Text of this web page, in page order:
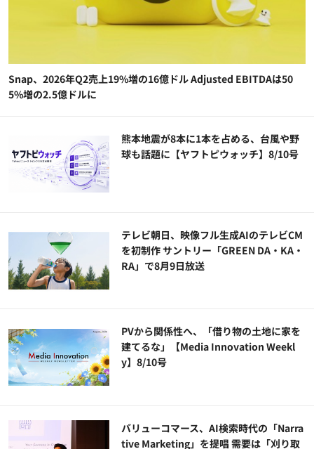
Snap、2026年Q2売上19%増の16億ドル Adjusted EBITDAは50
5%増の2.5億ドルに
熊本地震が8本に1本を占める、台風や野
球も話題に【ヤフトピウォッチ】8/10号
テレビ朝日、映像フル生成AIのテレビCM
を初制作 サントリー「GREEN DA・KA・
RA」で8月9日放送
PVから関係性へ、「借り物の土地に家を
建てるな」【Media Innovation Weekl
y】8/10号
バリューコマース、AI検索時代の「Narra
tive Marketing」を提唱 需要は「刈り取